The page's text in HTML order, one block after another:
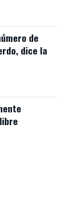
de
dice la